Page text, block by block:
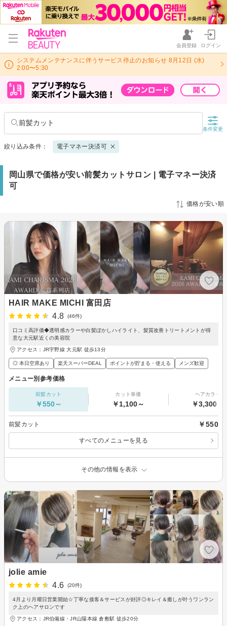
会員登録 ログイン
システムメンテナンスに伴うサービス停止のお知らせ 8月12日 (水)
2:00〜5:30
前髪カット
条件変更
絞り込み条件： 電子マネー決済可
岡山県で価格が安い前髪カットサロン | 電子マネー決済
可
価格が安い順
HAIR MAKE MICHI 富田店
4.8
(46件)
口コミ高評価◆透明感カラーや白髪ぼかしハイライト、髪質改善トリートメントが得
意な大元駅近くの美容院
アクセス：JR宇野線 大元駅 徒歩13分
◎ 本日空席あり 楽天スーパーDEAL ポイントが貯まる・使える メンズ歓迎
メニュー別参考価格
前髪カット
￥550～
カット単価
￥1,100～
ヘアカラー
￥3,300～
前髪カット ￥550
すべてのメニューを見る
その他の情報を表示
jolie amie
4.6
(20件)
4月より月曜日営業開始☆丁寧な接客＆サービスが好評◎キレイ＆癒しが叶うワンラン
ク上のヘアサロンです
アクセス：JR伯備線・JR山陽本線 倉敷駅 徒歩20分